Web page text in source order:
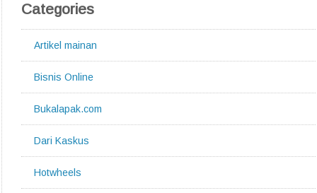
Categories
Artikel mainan
Bisnis Online
Bukalapak.com
Dari Kaskus
Hotwheels